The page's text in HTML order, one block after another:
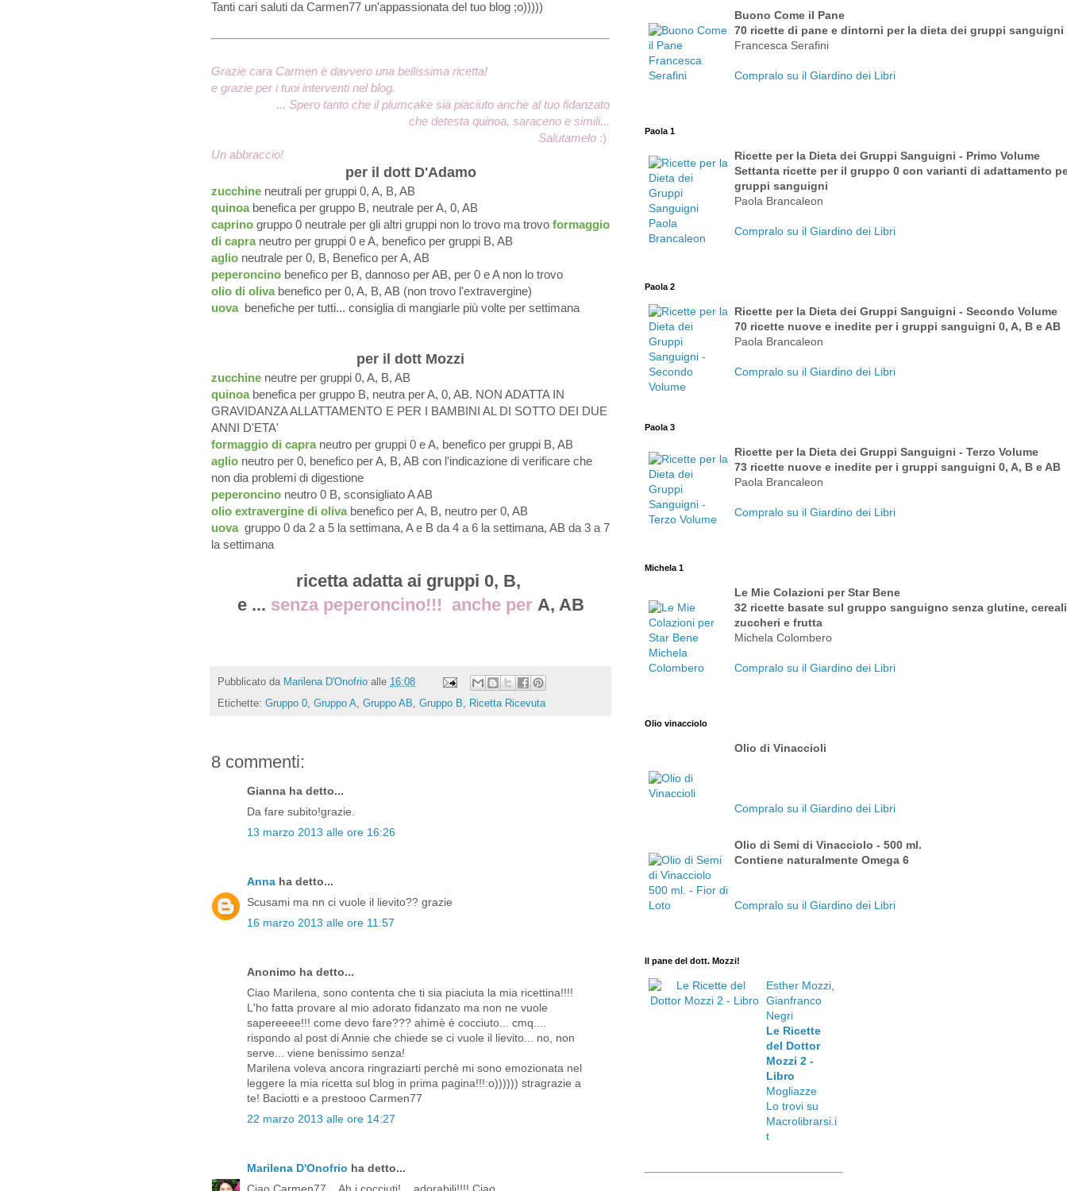
Tanti cari saluti da Carmen77 un'appassionata del tuo blog ;o)))))
Grazie cara Carmen è davvero una bellissima ricetta!
e grazie per i tuoi interventi nel blog.
... Spero tanto che il plumcake sia piaciuto anche al tuo fidanzato
che detesta quinoa, saraceno e simili...
Salutamelo :)
Un abbraccio!
per il dott D'Adamo
zucchine neutrali per gruppi 0, A, B, AB
quinoa benefica per gruppo B, neutrale per A, 0, AB
caprino gruppo 0 neutrale per gli altri gruppi non lo trovo ma trovo formaggio
di capraneutro per gruppi 0 e A, benefico per gruppi B, AB
aglio neutrale per 0, B, Benefico per A, AB
peperoncino benefico per B, dannoso per AB, per 0 e A non lo trovo
olio di olivabenefico per 0, A, B, AB (non trovo l'extravergine)
uova benefiche per tutti... consiglia di mangiarle più volte per settimana
per il dott Mozzi
zucchine neutre per gruppi 0, A, B, AB
quinoa benefica per gruppo B, neutra per A, 0, AB. NON ADATTA IN
GRAVIDANZA ALLATTAMENTO E PER I BAMBINI AL DI SOTTO DEI DUE
ANNI D'ETA'
formaggio di capraneutro per gruppi 0 e A, benefico per gruppi B, AB
aglio neutro per 0, benefico per A, B, AB con l'indicazione di verificare che
non dia problemi di digestione
peperoncino neutro 0 B, sconsigliato A AB
olio extravergine di olivabenefico per A, B, neutro per 0, AB
uova gruppo 0 da 2 a 5 la settimana, A e B da 4 a 6 la settimana, AB da 3 a 7
la settimana
ricetta adatta ai gruppi 0, B,
e ... senza peperoncino!!! anche per A, AB
Pubblicato da Marilena D'Onofrio alle 16:08
Etichette: Gruppo 0, Gruppo A, Gruppo AB, Gruppo B, Ricetta Ricevuta
8 commenti:
Gianna ha detto...
Da fare subito!grazie.
13 marzo 2013 alle ore 16:26
Anna ha detto...
Scusami ma nn ci vuole il lievito?? grazie
16 marzo 2013 alle ore 11:57
Anonimo ha detto...
Ciao Marilena, sono contenta che ti sia piaciuta la mia ricettina!!!!
L'ho fatta provare al mio adorato fidanzato ma non ne vuole
sapereeee!!! come devo fare??? ahimè è cocciuto... cmq....
rispondo al post di Annie che chiede se ci vuole il lievito... no, non
serve... viene benissimo senza!
Marilena voleva ancora ringraziarti perchè mi sono emozionata nel
leggere la mia ricetta sul blog in prima pagina!!!:o)))))) stragrazie a
te! Baciotti e a prestooo Carmen77
22 marzo 2013 alle ore 14:27
Marilena D'Onofrio ha detto...
Buono Come il Pane
70 ricette di pane e dintorni per la dieta dei gruppi sanguigni
Francesca Serafini
Compralo su il Giardino dei Libri
Paola 1
Ricette per la Dieta dei Gruppi Sanguigni - Primo Volume
Settanta ricette per il gruppo 0 con varianti di adattamento
gruppi sanguigni
Paola Brancaleon
Compralo su il Giardino dei Libri
Paola 2
Ricette per la Dieta dei Gruppi Sanguigni - Secondo Volume
70 ricette nuove e inedite per i gruppi sanguigni 0, A, B e AB
Paola Brancaleon
Compralo su il Giardino dei Libri
Paola 3
Ricette per la Dieta dei Gruppi Sanguigni - Terzo Volume
73 ricette nuove e inedite per i gruppi sanguigni 0, A, B e AB
Paola Brancaleon
Compralo su il Giardino dei Libri
Michela 1
Le Mie Colazioni per Star Bene
32 ricette basate sul gruppo sanguigno senza glutine,
zuccheri e frutta
Michela Colombero
Compralo su il Giardino dei Libri
Olio vinacciolo
Olio di Vinaccioli
Compralo su il Giardino dei Libri
Olio di Semi di Vinacciolo - 500 ml.
Contiene naturalmente Omega 6
Compralo su il Giardino dei Libri
Il pane del dott. Mozzi!
Esther Mozzi
Gianfranco
Negri
Le Ricette
del Dottor
Mozzi 2 -
Libro
Mogliazze
Lo trovi su
Macrolibrarsi.i
t